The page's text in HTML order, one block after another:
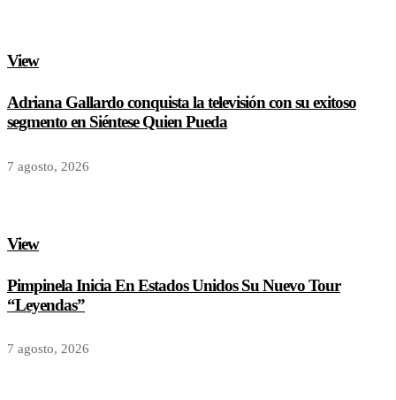
View
Adriana Gallardo conquista la televisión con su exitoso
segmento en Siéntese Quien Pueda
7 agosto, 2026
View
Pimpinela Inicia En Estados Unidos Su Nuevo Tour
“Leyendas”
7 agosto, 2026